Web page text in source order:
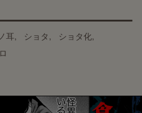
耳 ショタ
ショタ化